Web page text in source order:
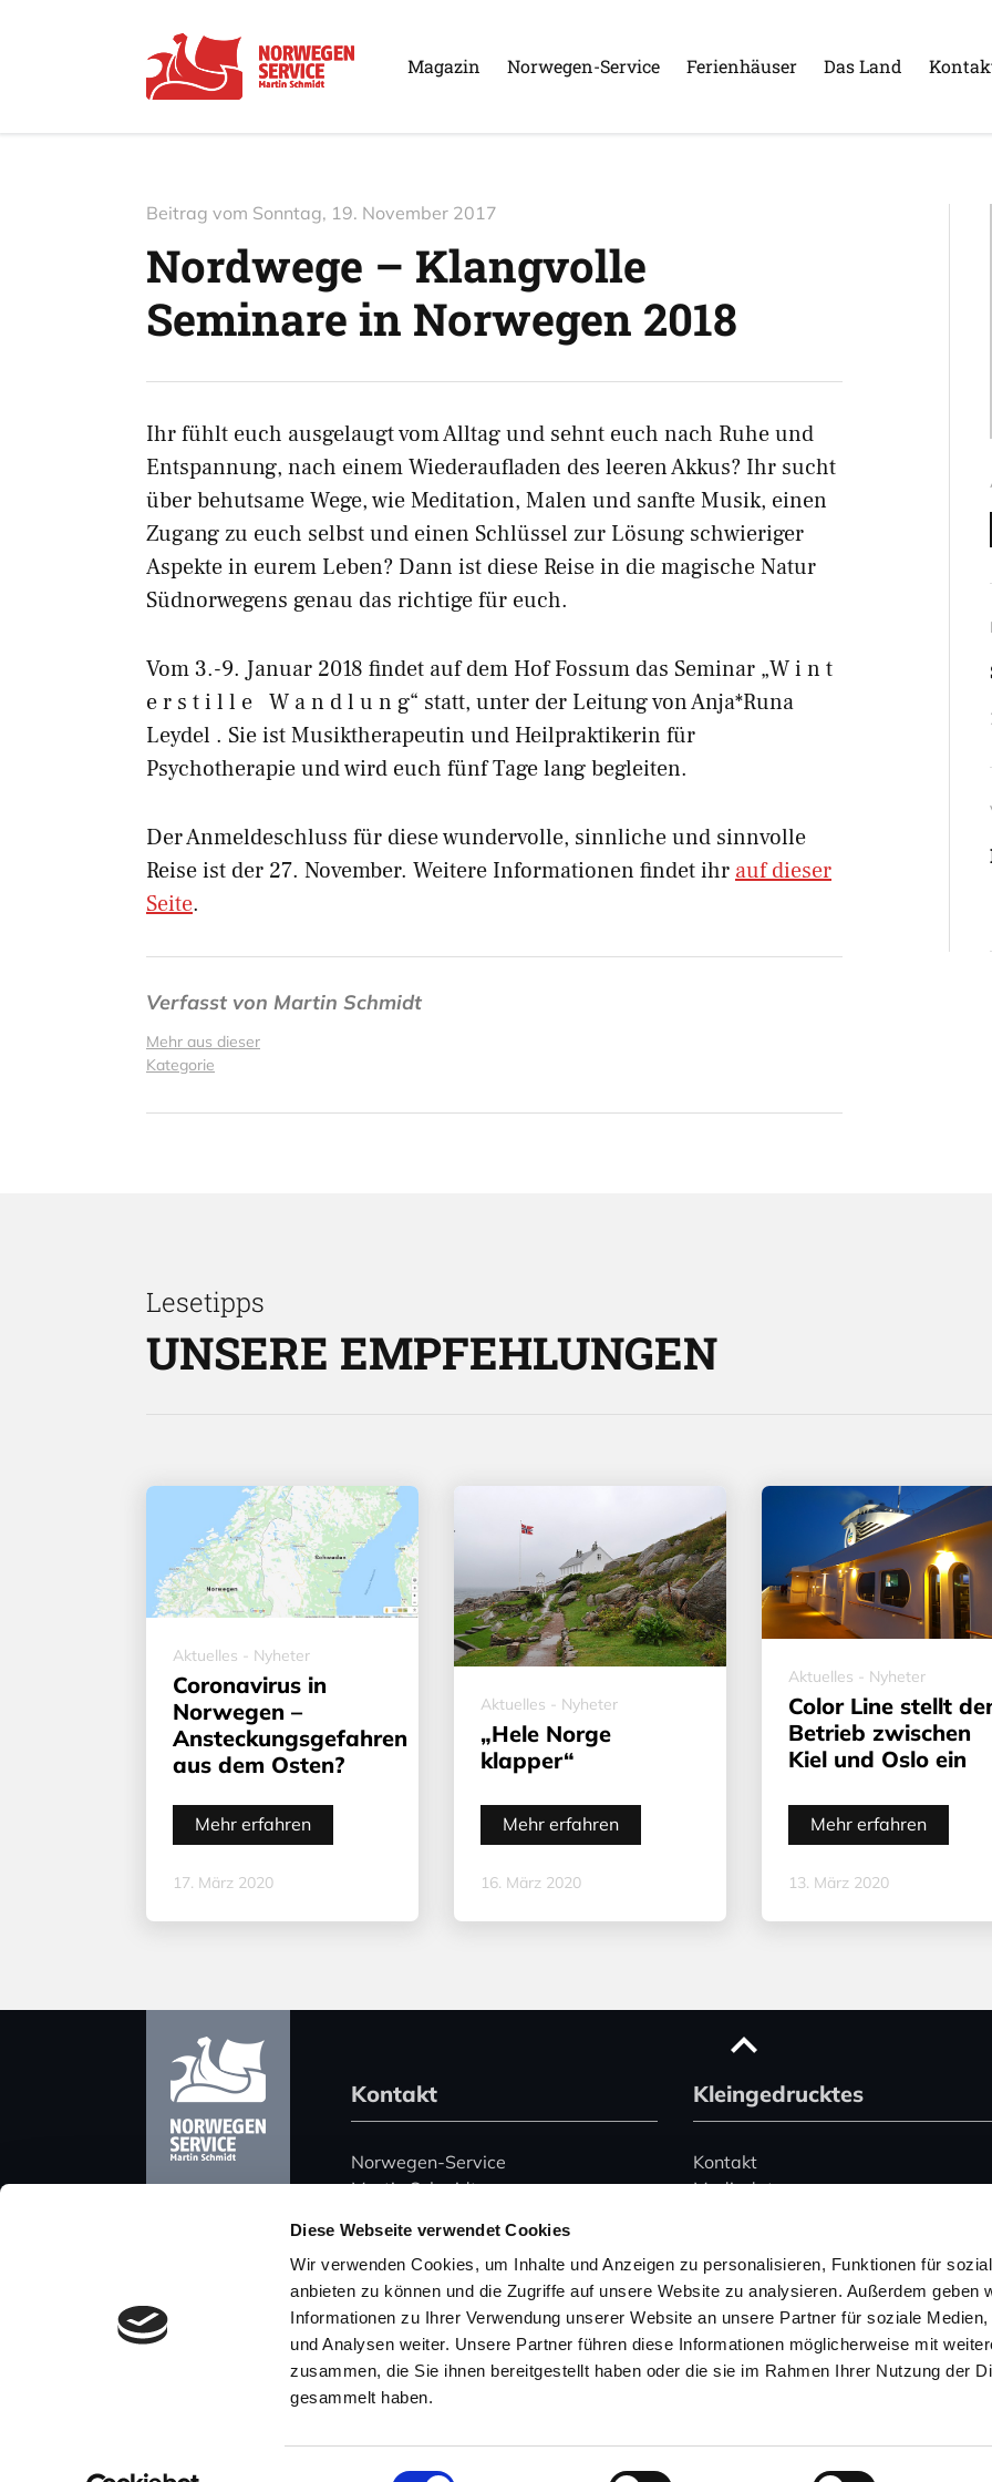
Diese Webseite verwendet Cookies
Wir verwenden Cookies, um Inhalte und Anzeigen zu personalisieren, Funktionen für
anbieten zu können und die Zugriffe auf unsere Website zu analysieren. Außerdem geben
Informationen zu Ihrer Verwendung unserer Website an unsere Partner für soziale Medien,
und Analysen weiter. Unsere Partner führen diese Informationen möglicherweise mit
zusammen, die Sie ihnen bereitgestellt haben oder die sie im Rahmen Ihrer Nutzung der
gesammelt haben.
Einwilligungsauswahl
Magazin Norwegen-Service Ferienhäuser Das Land
Beitrag vom Sonntag, 19. November 2017
Nordwege – Klangvolle
Seminare in Norwegen 2018
Ihr fühlt euch ausgelaugt vom Alltag und sehnt euch nach Ruhe und
Entspannung, nach einem Wiederaufladen des leeren Akkus? Ihr sucht
über behutsame Wege, wie Meditation, Malen und sanfte Musik, einen
Zugang zu euch selbst und einen Schlüssel zur Lösung schwieriger
Aspekte in eurem Leben? Dann ist diese Reise in die magische Natur
Südnorwegens genau das richtige für euch.
Vom 3.-9. Januar 2018 findet auf dem Hof Fossum das Seminar „W i n t
e r s t i l l e W a n d l u n g“ statt, unter der Leitung von Anja*Runa
Leydel . Sie ist Musiktherapeutin und Heilpraktikerin für
Psychotherapie und wird euch fünf Tage lang begleiten.
Der Anmeldeschluss für diese wundervolle, sinnliche und sinnvolle
Reise ist der 27. November. Weitere Informationen findet ihr auf dieser
Seite.
Verfasst von Martin Schmidt
Mehr aus dieser
Kategorie
Lesetipps
UNSERE EMPFEHLUNGEN
Aktuelles - Nyheter
Coronavirus in
Norwegen –
Ansteckungsgefahren
aus dem Osten?
Mehr erfahren
17. März 2020
Aktuelles - Nyheter
„Hele Norge
klapper“
Mehr erfahren
16. März 2020
Aktuelles - Nyheter
Color Line stellt
Betrieb zwischen
Kiel und Oslo ein
Mehr erfahren
13. März 2020
Kontakt
Norwegen-Service
Martin Schmidt
Harz 51
06108 Halle (Saale)
Deutschland
Telefon: +49 (0) 345 2495074
Mobil: +49 (0) 157 53004754
E-Mail: post@norwegeninfo.net
Kleingedrucktes
Kontakt
Mediadaten
Datenschutz
Impressum
Hinweise zur Buchung
von Ferienhäusern